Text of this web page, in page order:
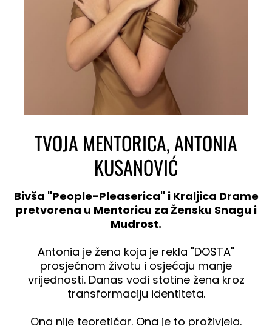
TVOJA MENTORICA, ANTONIA
KUSANOVIĆ
Bivša "People-Pleaserica" i Kraljica Drame
pretvorena u Mentoricu za Žensku Snagu i
Mudrost.
Antonia je žena koja je rekla "DOSTA"
prosječnom životu i osjećaju manje
vrijednosti. Danas vodi stotine žena kroz
transformaciju identiteta.
Ona nije teoretičar. Ona je to proživjela.